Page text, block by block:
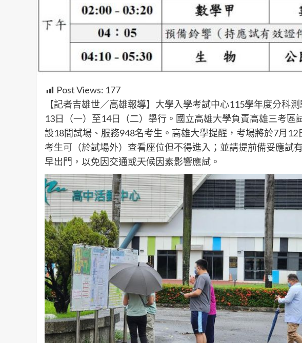
Post Views: 177
【記者吉雄世／高雄報導】大學入學考試中心115學年度分科
13日（一）至14日（二）舉行。國立高雄大學負責高雄三考區
設18間試場、服務948名考生。高雄大學提醒，考場將於7月12
考生可（於試場外）查看座位但不得進入；並請提前備妥應試
早出門，以免因交通或天候因素影響應試。